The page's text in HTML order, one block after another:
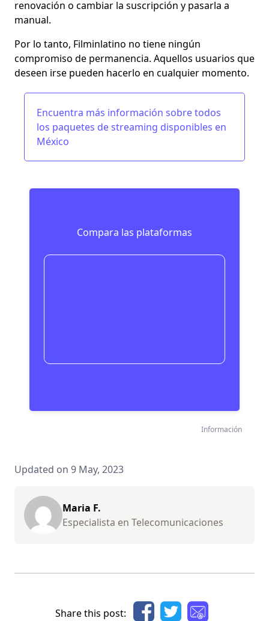
renovación o cambiar la suscripción y pasarla a
manual.
Por lo tanto, Filminlatino no tiene ningún
compromiso de permanencia. Aquellos usuarios que
deseen irse pueden hacerlo en cualquier momento.
Encuentra más información sobre todos
los paquetes de streaming disponibles en
México
Compara las plataformas
Ahorra ya
Información
Updated on 9 May, 2023
Maria F.
Especialista en Telecomunicaciones
Share this post: